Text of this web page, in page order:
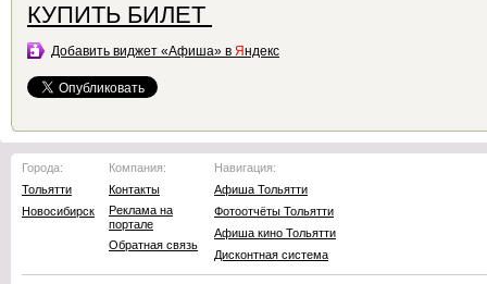
КУПИТЬ БИЛЕТ
Добавить виджет «Афиша» в Яндекс
Города:
Тольятти
Новосибирск
Компания:
Контакты
Реклама на
портале
Обратная связь
Навигация:
Афиша Тольятти
Фотоотчёты Тольятти
Афиша кино Тольятти
Дисконтная система